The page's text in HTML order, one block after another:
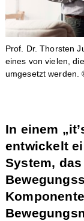
Prof. Dr. Thorsten
eines von vielen,
umgesetzt werden.
In einem
entwickelt
System,